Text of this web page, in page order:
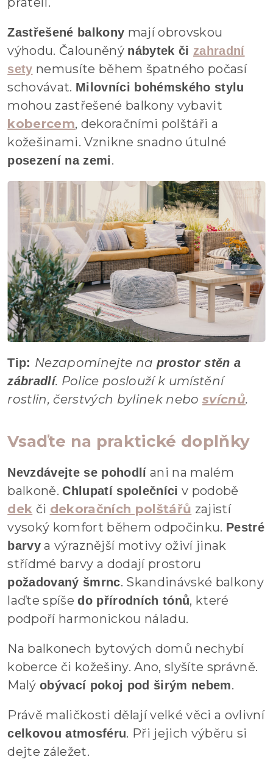
Zastřešené balkony mají obrovskou
výhodu. Čalouněný nábytek či zahradní
sety nemusíte během špatného počasí
schovávat. Milovníci bohémského stylu
mohou zastřešené balkony vybavit
kobercem, dekoračními polštáři a
kožešinami. Vznikne snadno útulné
posezení na zemi.
Tip: Nezapomínejte na prostor stěn a
zábradlí. Police poslouží k umístění
rostlin, čerstvých bylinek nebo svícnů.
Vsaďte na praktické doplňky
Nevzdávejte se pohodlí ani na malém
balkoně.Chlupatí společníci v podobě
dek či dekoračních polštářů zajistí
vysoký komfort během odpočinku. Pestré
barvya výraznější motivy oživí jinak
střídmé barvy a dodají prostoru
požadovaný šmrnc. Skandinávské balkony
laďte spíšedo přírodních tónů, které
podpoří harmonickou náladu.
Na balkonech bytových domů nechybí
koberce či kožešiny. Ano, slyšíte správně.
Malý obývací pokoj pod širým nebem.
Právě maličkosti dělají velké věci a ovlivní
celkovou atmosféru. Při jejich výběru si
dejte záležet.